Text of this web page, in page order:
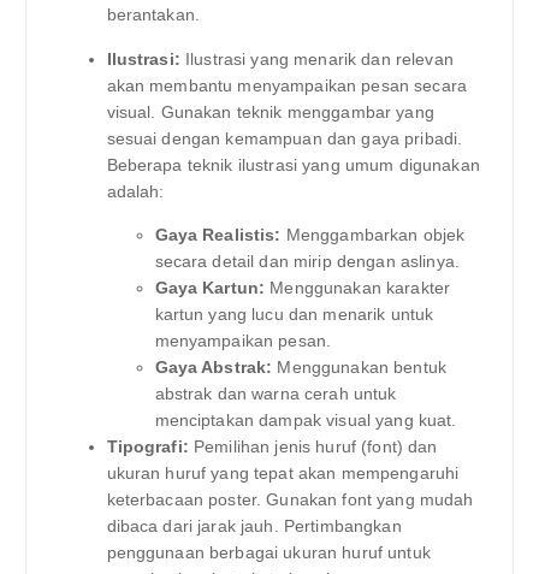
berantakan.
Ilustrasi: Ilustrasi yang menarik dan relevan
akan membantu menyampaikan pesan secara
visual. Gunakan teknik menggambar yang
sesuai dengan kemampuan dan gaya pribadi.
Beberapa teknik ilustrasi yang umum digunakan
adalah:
Gaya Realistis: Menggambarkan objek
secara detail dan mirip dengan aslinya.
Gaya Kartun: Menggunakan karakter
kartun yang lucu dan menarik untuk
menyampaikan pesan.
Gaya Abstrak: Menggunakan bentuk
abstrak dan warna cerah untuk
menciptakan dampak visual yang kuat.
Tipografi: Pemilihan jenis huruf (font) dan
ukuran huruf yang tepat akan mempengaruhi
keterbacaan poster. Gunakan font yang mudah
dibaca dari jarak jauh. Pertimbangkan
penggunaan berbagai ukuran huruf untuk